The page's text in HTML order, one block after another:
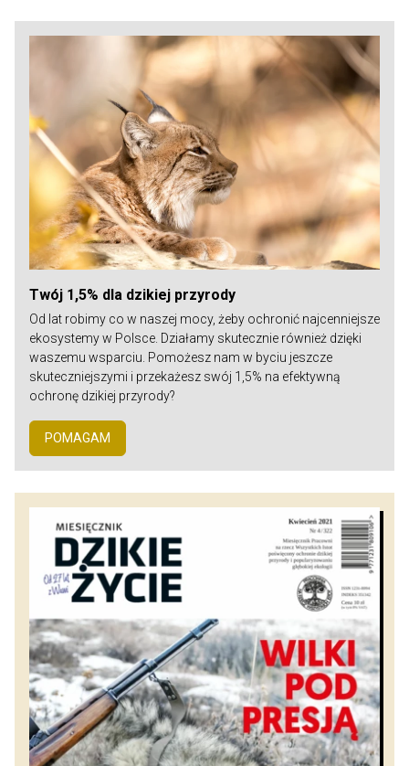
Twój 1,5% dla dzikiej przyrody
Od lat robimy co w naszej mocy, żeby ochronić najcenniejsze
ekosystemy w Polsce. Działamy skutecznie również dzięki
waszemu wsparciu. Pomożesz nam w byciu jeszcze
skuteczniejszymi i przekażesz swój 1,5% na efektywną
ochronę dzikiej przyrody?
POMAGAM